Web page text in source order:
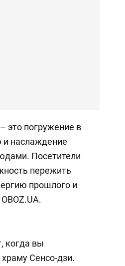
это погружение в
и наслаждение
Посетители
пережить
прошлого и
когда вы
Сенсо-дзи.